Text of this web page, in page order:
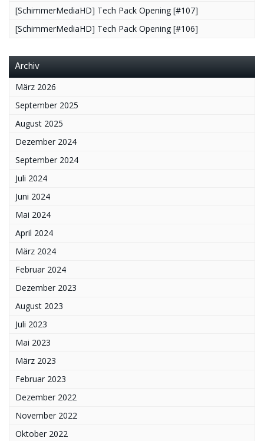
[SchimmerMediaHD] Tech Pack Opening [#107]
[SchimmerMediaHD] Tech Pack Opening [#106]
Archiv
März 2026
September 2025
August 2025
Dezember 2024
September 2024
Juli 2024
Juni 2024
Mai 2024
April 2024
März 2024
Februar 2024
Dezember 2023
August 2023
Juli 2023
Mai 2023
März 2023
Februar 2023
Dezember 2022
November 2022
Oktober 2022